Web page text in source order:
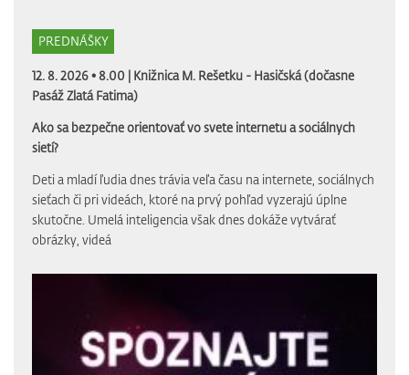
PREDNÁŠKY
12. 8. 2026 • 8.00 | Knižnica M. Rešetku - Hasičská (dočasne
Pasáž Zlatá Fatima)
Ako sa bezpečne orientovať vo svete internetu a sociálnych
sietí?
Deti a mladí ľudia dnes trávia veľa času na internete, sociálnych
sieťach či pri videách, ktoré na prvý pohľad vyzerajú úplne
skutočne. Umelá inteligencia však dnes dokáže vytvárať
obrázky, videá